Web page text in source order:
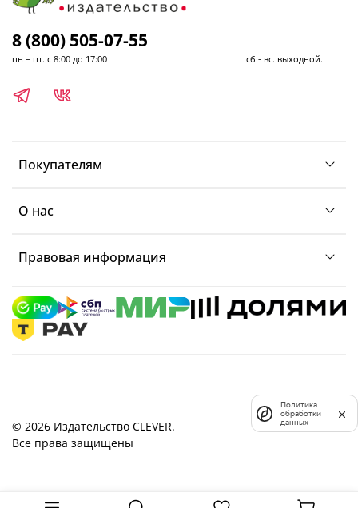
Покупателям
О нас
Правовая информация
8 (800) 505-07-55
пн – пт. с 8:00 до 17:00 сб - вс. выходной.
© 2026 Издательство CLEVER.
Все права защищены
Политика
обработки
данных